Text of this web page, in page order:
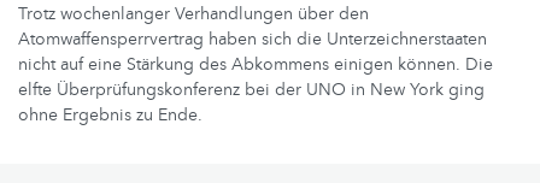
Trotz wochenlanger Verhandlungen über den
Atomwaffensperrvertrag haben sich die Unterzeichnerstaaten
nicht auf eine Stärkung des Abkommens einigen können. Die
elfte Überprüfungskonferenz bei der UNO in New York ging
ohne Ergebnis zu Ende.